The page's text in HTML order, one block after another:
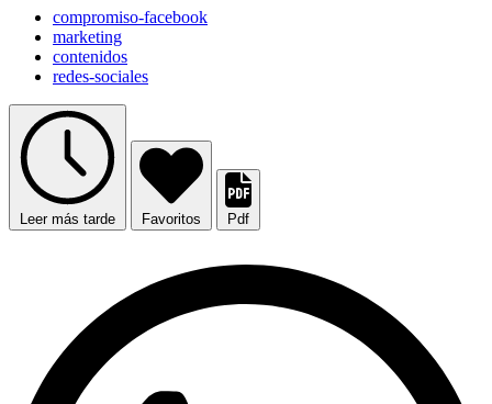
compromiso-facebook
marketing
contenidos
redes-sociales
Leer más tarde Favoritos Pdf